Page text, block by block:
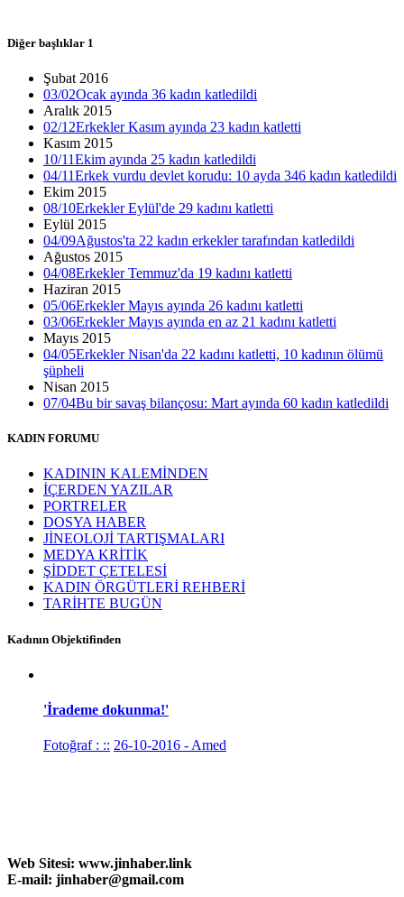
Diğer başlıklar 1
Şubat 2016
03/02Ocak ayında 36 kadın katledildi
Aralık 2015
02/12Erkekler Kasım ayında 23 kadın katletti
Kasım 2015
10/11Ekim ayında 25 kadın katledildi
04/11Erkek vurdu devlet korudu: 10 ayda 346 kadın katledildi
Ekim 2015
08/10Erkekler Eylül'de 29 kadını katletti
Eylül 2015
04/09Ağustos'ta 22 kadın erkekler tarafından katledildi
Ağustos 2015
04/08Erkekler Temmuz'da 19 kadını katletti
Haziran 2015
05/06Erkekler Mayıs ayında 26 kadını katletti
03/06Erkekler Mayıs ayında en az 21 kadını katletti
Mayıs 2015
04/05Erkekler Nisan'da 22 kadını katletti, 10 kadının ölümü
şüpheli
Nisan 2015
07/04Bu bir savaş bilançosu: Mart ayında 60 kadın katledildi
KADIN FORUMU
KADININ KALEMİNDEN
İÇERDEN YAZILAR
PORTRELER
DOSYA HABER
JİNEOLOJİ TARTIŞMALARI
MEDYA KRİTİK
ŞİDDET ÇETELESİ
KADIN ÖRGÜTLERİ REHBERİ
TARİHTE BUGÜN
Kadının Objektifinden
'İrademe dokunma!'
Fotoğraf : :: 26-10-2016 - Amed
Web Sitesi: www.jinhaber.link
E-mail: jinhaber@gmail.com